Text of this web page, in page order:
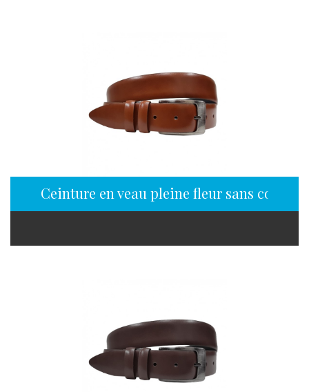
Ceinture en veau pleine fleur sans